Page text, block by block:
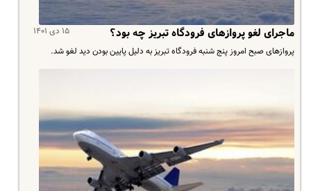
۱۵ دی ۱۴۰۱ ماجرای لغو پروازهای فرودگاه تبریز چه بود؟
پروازهای صبح امروز پنج شنبه فرودگاه تبریز به دلیل پایین بودن دید لغو شد.